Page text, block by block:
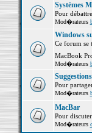
Systèmes
Pour
Mod�rateurs
Windows
Ce forum se
MacBook
Mod�rateurs
Suggestions
Pour
Mod�rateurs
MacBar
Pour
Mod�rateurs